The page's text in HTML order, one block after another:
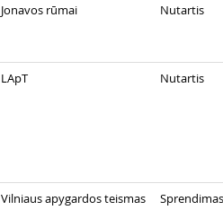
Jonavos rūmai Nutartis
LApT Nutartis
Vilniaus apygardos teismas Sprendimas